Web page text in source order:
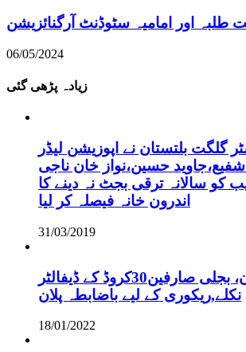
طلبہ اور امامیہ سٹوڈنٹ آرگنائزیشن
06/05/2024
زیادہ پڑھی گئی
گلگت بلتستان نے اپوزیشن لیڈر
حسین،نواز خان ناجی
کو سالانہ ترقی بجٹ نہ دینے کا
اندرون خانہ فیصلہ کر لیا
31/03/2019
گلگت بلتستان، بجلی صارفین30کروڈ کے ڈیفالٹر
نکلے,ریکوری کے لیے باضابطہ پلان
18/01/2022